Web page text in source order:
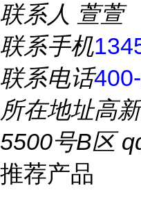
联系人 萱萱
联系手机
联系电话
所在地址高
5500号B区
推荐产品